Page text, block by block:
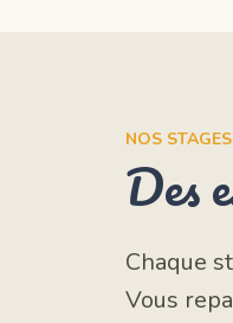
NOS STAGES
Des
Chaque
Vous